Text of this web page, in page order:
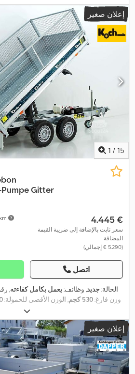
,
إعلان صغير
1 / 15
Gitter
‏4.445 €
سعر ثابت بالإضافة إلى ضريبة القيمة
المضافة
(‏5.290 € إجمالي)
اتصل
الحالة:جديد, وظائف:يعمل بكامل كفاءته,
وزن فارغ:530 كجم , الوزن الأقصى للحمولة:
محورين
عرض مساحة التحميل:1.550 مم , ,
إعلان صغير